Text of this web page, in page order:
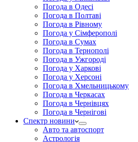
Погода в Одесі
Погода в Полтаві
Погода в Рівному
Погода у Сімферополі
Погода в Сумах
Погода в Тернополі
Погода в Ужгороді
Погода у Харкові
Погода у Херсоні
Погода в Хмельницькому
Погода в Черкасах
Погода в Чернівцях
Погода в Чернігові
Спектр новини
Авто та автоспорт
Астрологія